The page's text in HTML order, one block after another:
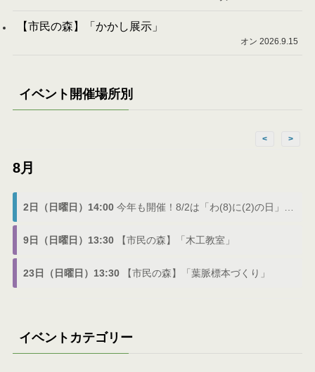
【市民の森】「かかし展示」
オン 2026.9.15
イベント開催場所別
< >
8月
2日（日曜日）14:00 今年も開催！8/2は「わ(8)に(2)の日」でわにフェス
9日（日曜日）13:30 【市民の森】「木工教室」
23日（日曜日）13:30 【市民の森】「葉脈標本づくり」
イベントカテゴリー